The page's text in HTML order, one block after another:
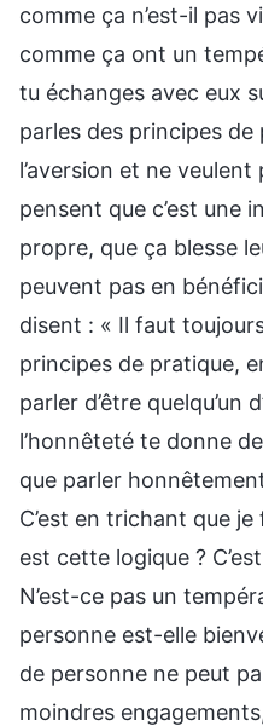
comme ça n’est-il pas
comme ça ont un
tu échanges avec eux
parles des principes
l’aversion et ne
pensent que c’est une
propre, que ça blesse
peuvent pas en
disent : « Il faut
principes de pratique,
parler d’être quelqu’un
l’honnêteté te donne
que parler
C’est en trichant que
est cette logique ?
N’est-ce pas un
personne est-elle
de personne ne peut
moindres